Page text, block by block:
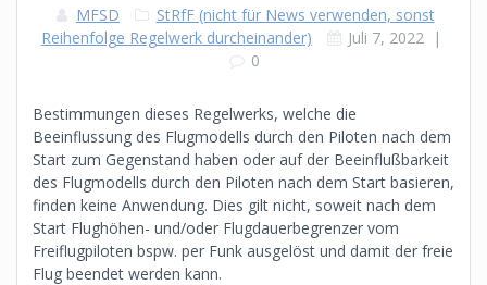
MFSD
StRfF (nicht für News verwenden, sonst
Reihenfolge Regelwerk durcheinander)
Juli 7, 2022 |
0
Bestimmungen dieses Regelwerks, welche die
Beeinflussung des Flugmodells durch den Piloten nach dem
Start zum Gegenstand haben oder auf der Beeinflußbarkeit
des Flugmodells durch den Piloten nach dem Start basieren,
finden keine Anwendung. Dies gilt nicht, soweit nach dem
Start Flughöhen- und/oder Flugdauerbegrenzer vom
Freiflugpiloten bspw. per Funk ausgelöst und damit der freie
Flug beendet werden kann.